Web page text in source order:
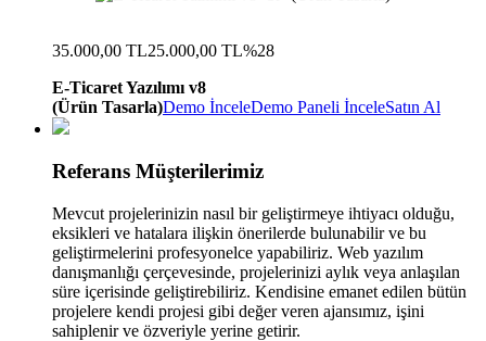
35.000,00 TL25.000,00 TL%28
E-Ticaret Yazılımı v8
(Ürün Tasarla)Demo İnceleDemo Paneli İnceleSatın Al
Referans Müşterilerimiz
Mevcut projelerinizin nasıl bir geliştirmeye ihtiyacı olduğu,
eksikleri ve hatalara ilişkin önerilerde bulunabilir ve bu
geliştirmelerini profesyonelce yapabiliriz. Web yazılım
danışmanlığı çerçevesinde, projelerinizi aylık veya anlaşılan
süre içerisinde geliştirebiliriz. Kendisine emanet edilen bütün
projelere kendi projesi gibi değer veren ajansımız, işini
sahiplenir ve özveriyle yerine getirir.